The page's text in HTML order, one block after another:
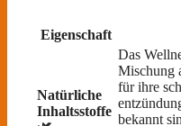
Eigenschaft
Natürliche
Inhaltsstoffe
Das
Mischung
für ihre
bekannt